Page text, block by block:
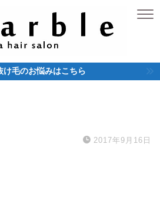
け毛のお悩みはこちら
2017年9月16日